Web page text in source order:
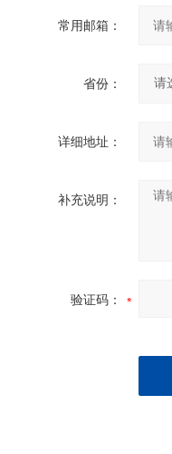
常用邮箱：
省份：
详细地址：
补充说明：
验证码：